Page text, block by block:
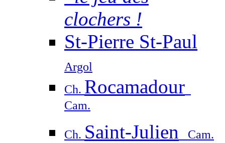
clochers !
St-Pierre St-Paul
Argol
Ch. Rocamadour
Cam.
Ch. Saint-Julien Cam.